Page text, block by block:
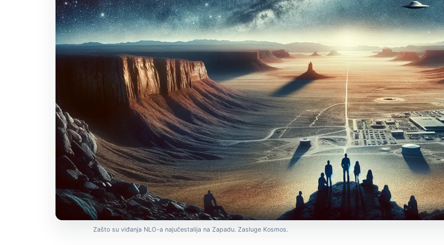
Zašto su viđanja NLO-a najučestalija na Zapadu. Zasluge Kosmos.